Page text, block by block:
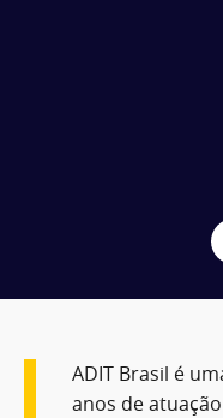
ADIT Brasil é
anos de